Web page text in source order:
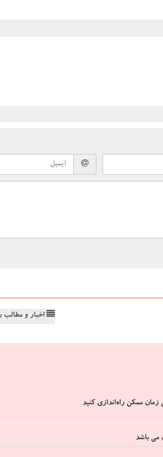
اخبار و مطالب
زمان ممکن راه‌اندازی کنید